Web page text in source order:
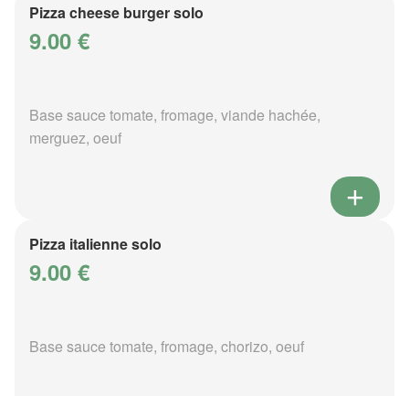
Pizza cheese burger solo
9.00 €
Base sauce tomate, fromage, viande hachée,
merguez, oeuf
Pizza italienne solo
9.00 €
Base sauce tomate, fromage, chorizo, oeuf